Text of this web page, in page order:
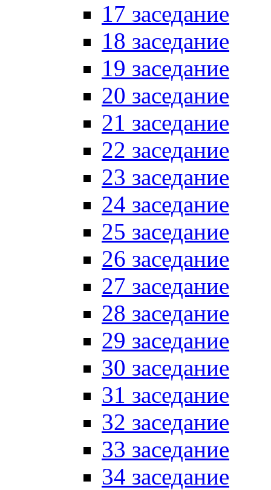
17 заседание
18 заседание
19 заседание
20 заседание
21 заседание
22 заседание
23 заседание
24 заседание
25 заседание
26 заседание
27 заседание
28 заседание
29 заседание
30 заседание
31 заседание
32 заседание
33 заседание
34 заседание